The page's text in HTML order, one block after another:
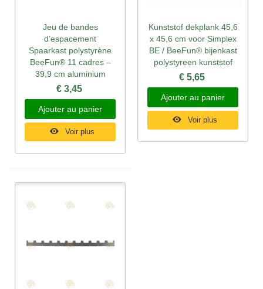
Jeu de bandes
d’espacement
Spaarkast polystyrène
BeeFun® 11 cadres –
39,9 cm aluminium
€ 3,45
Ajouter au panier
Voir plus
Kunststof dekplank 45,6
x 45,6 cm voor Simplex
BE / BeeFun® bijenkast
polystyreen kunststof
€ 5,65
Ajouter au panier
Voir plus